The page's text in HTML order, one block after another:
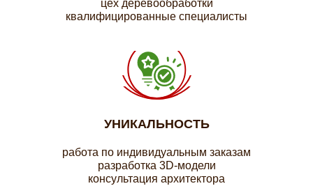
цех деревообработки
квалифицированные специалисты
УНИКАЛЬНОСТЬ
работа по индивидуальным заказам
разработка 3D-модели
консультация архитектора